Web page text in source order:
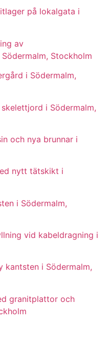
på lokalgata i
av
Stockholm
i Södermalm,
i Södermalm,
och nya brunnar i
nytt tätskikt i
i Södermalm,
vid kabeldragning i
kantsten i Södermalm,
granitplattor och